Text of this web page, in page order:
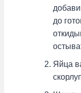
до
Яйца